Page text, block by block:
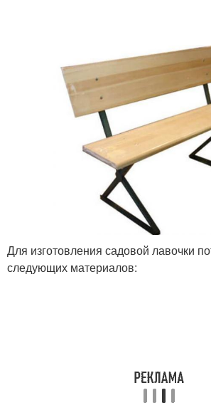
Для изготовления садовой лавочки
следующих материалов: